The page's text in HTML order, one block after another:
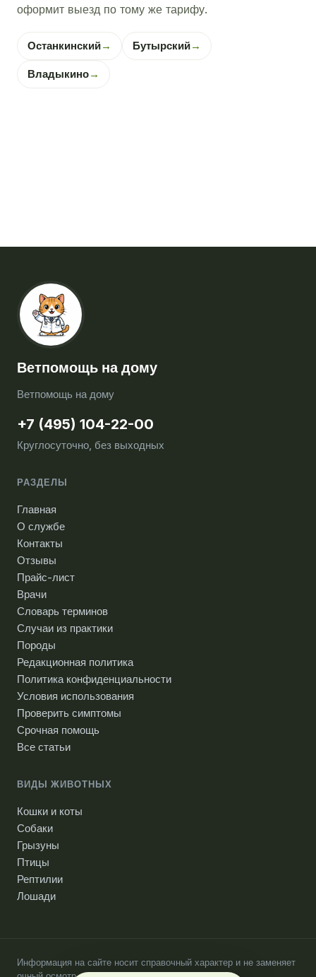
оформит выезд по тому же тарифу.
Останкинский→ Бутырский→
Владыкино→
Ветпомощь на дому
Ветпомощь на дому
+7 (495) 104-22-00
Круглосуточно, без выходных
РАЗДЕЛЫ
Главная
О службе
Контакты
Отзывы
Прайс-лист
Врачи
Словарь терминов
Случаи из практики
Породы
Редакционная политика
Политика конфиденциальности
Условия использования
Проверить симптомы
Срочная помощь
Все статьи
ВИДЫ ЖИВОТНЫХ
Кошки и коты
Собаки
Грызуны
Птицы
Рептилии
Лошади
Информация на сайте носит справочный характер и не заменяет